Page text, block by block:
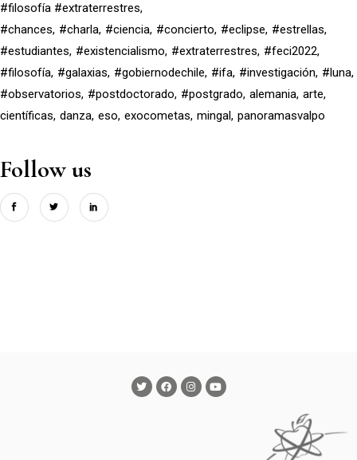
#filosofía #extraterrestres
#chances #charla #ciencia #concierto #eclipse #estrellas
#estudiantes #existencialismo #extraterrestres #feci2022
#filosofía #galaxias #gobiernodechile #ifa #investigación #luna
#observatorios #postdoctorado #postgrado alemania arte
científicas danza eso exocometas mingal panoramasvalpo
Follow us